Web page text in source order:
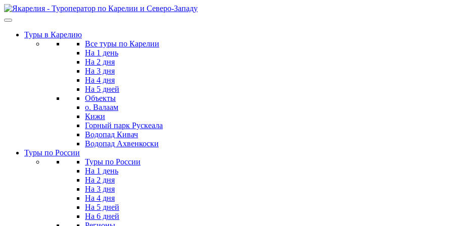
Skip
to
contentТуры в Карелию
Все туры по Карелии
На 1 день
На 2 дня
На 3 дня
На 4 дня
На 5 дней
Объекты
о. Валаам
Кижи
Горный парк Рускеала
Водопад Кивач
Водопад Ахвенкоски
Туры по России
Туры по России
На 1 день
На 2 дня
На 3 дня
На 4 дня
На 5 дней
На 6 дней